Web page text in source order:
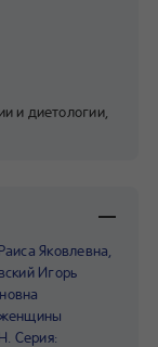
и диетологии,
Яковлевна,
Игорь
женщины
Серия: